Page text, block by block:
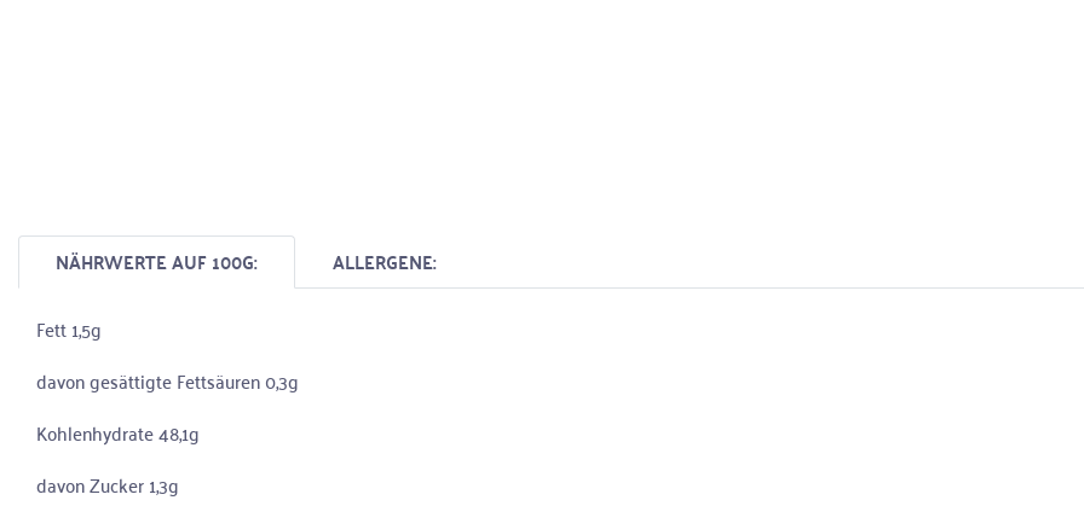
NÄHRWERTE AUF 100G: ALLERGENE:
Fett 1,5g
davon gesättigte Fettsäuren 0,3g
Kohlenhydrate 48,1g
davon Zucker 1,3g